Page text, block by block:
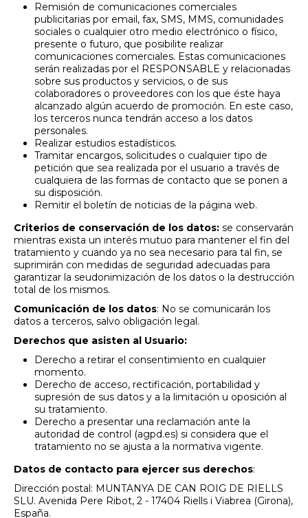
Remisión de comunicaciones comerciales
publicitarias por email, fax, SMS, MMS, comunidades
sociales o cualquier otro medio electrónico o físico,
presente o futuro, que posibilite realizar
comunicaciones comerciales. Estas comunicaciones
serán realizadas por el RESPONSABLE y relacionadas
sobre sus productos y servicios, o de sus
colaboradores o proveedores con los que éste haya
alcanzado algún acuerdo de promoción. En este caso,
los terceros nunca tendrán acceso a los datos
personales.
Realizar estudios estadísticos.
Tramitar encargos, solicitudes o cualquier tipo de
petición que sea realizada por el usuario a través de
cualquiera de las formas de contacto que se ponen a
su disposición.
Remitir el boletín de noticias de la página web.
Criterios de conservación de los datos: se conservarán
mientras exista un interés mutuo para mantener el fin del
tratamiento y cuando ya no sea necesario para tal fin, se
suprimirán con medidas de seguridad adecuadas para
garantizar la seudonimización de los datos o la destrucción
total de los mismos.
Comunicación de los datos: No se comunicarán los
datos a terceros, salvo obligación legal.
Derechos que asisten al Usuario:
Derecho a retirar el consentimiento en cualquier
momento.
Derecho de acceso, rectificación, portabilidad y
supresión de sus datos y a la limitación u oposición al
su tratamiento.
Derecho a presentar una reclamación ante la
autoridad de control (agpd.es) si considera que el
tratamiento no se ajusta a la normativa vigente.
Datos de contacto para ejercer sus derechos:
Dirección postal: MUNTANYA DE CAN ROIG DE RIELLS
SLU. Avenida Pere Ribot, 2 - 17404 Riells i Viabrea (Girona),
España.